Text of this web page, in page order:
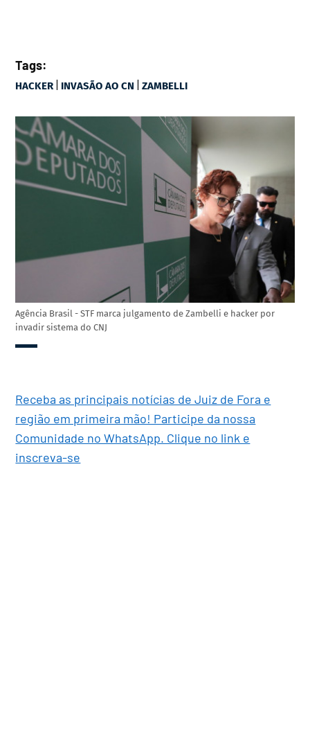
Tags:
HACKER | INVASÃO AO CN |ZAMBELLI
Agência Brasil - STF marca julgamento de Zambelli e hacker por
invadir sistema do CNJ
Receba as principais notícias de Juiz de Fora e
região em primeira mão! Participe da nossa
Comunidade no WhatsApp. Clique no link e
inscreva-se